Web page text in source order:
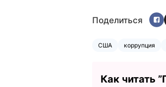
Поделиться
США коррупция
Как читать